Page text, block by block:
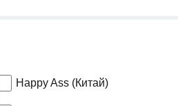
Happy Ass (Китай)